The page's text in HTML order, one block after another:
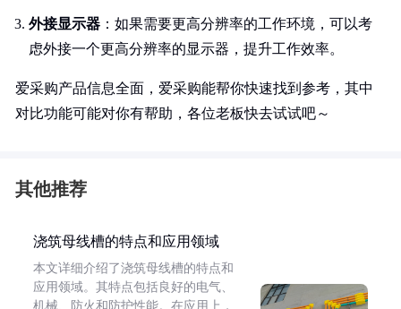
外接显示器 ：如果需要更高分辨率的工作环境，可以考
虑外接一个更高分辨率的显示器，提升工作效率。
爱采购产品信息全面，爱采购能帮你快速找到参考，其中
对比功能可能对你有帮助，各位老板快去试试吧～
其他推荐
浇筑母线槽的特点和应用领域
本文详细介绍了浇筑母线槽的特点和
应用领域。其特点包括良好的电气、
机械、防火和防护性能。在应用上，